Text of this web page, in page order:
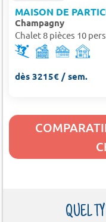
MAISON DE
Champagny
Chalet 8 pièces 10
dès 3215€ / sem.
QUEL